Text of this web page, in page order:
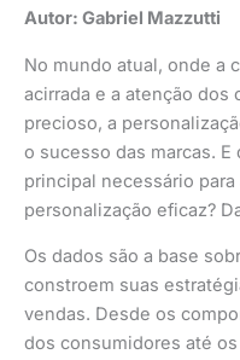
Autor: Gabriel Mazzutti
No mundo atual, onde a
acirrada e a atenção dos
precioso, a
o sucesso das marcas.
principal necessário para
personalização eficaz?
Os dados são a base
constroem suas
vendas. Desde os
dos consumidores até